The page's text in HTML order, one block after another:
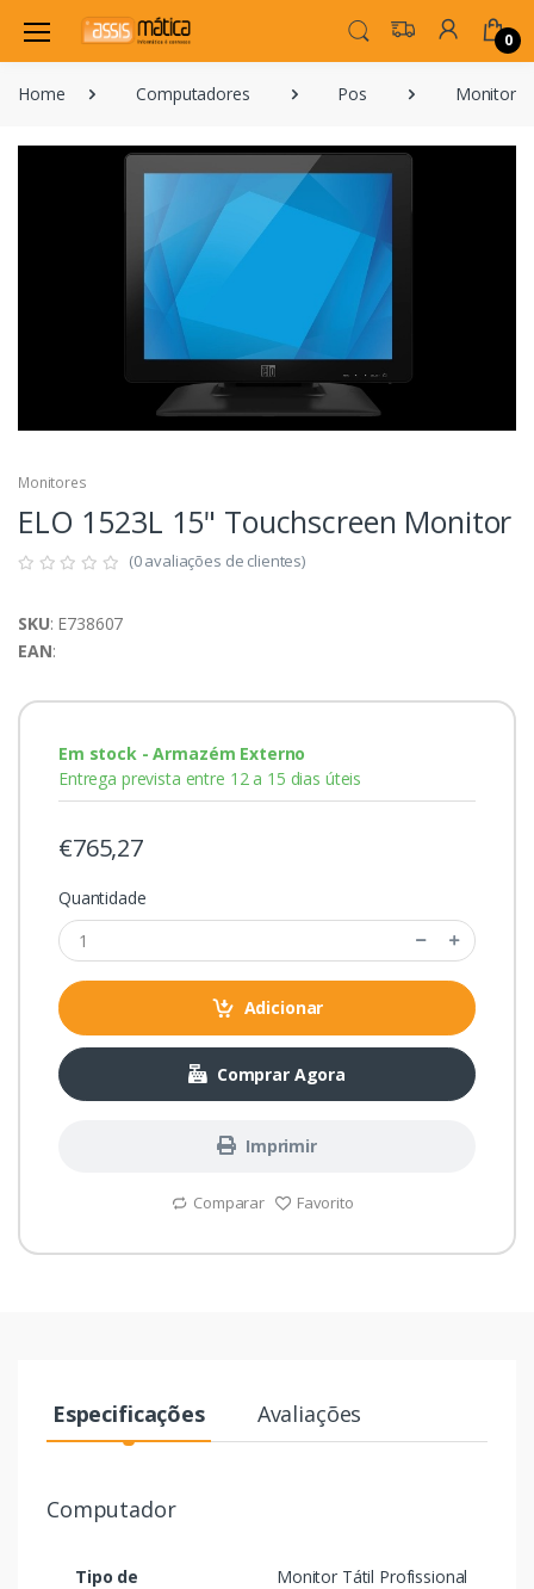
0
Home Computadores Pos Monitores
Monitores
ELO 1523L 15" Touchscreen Monitor
(0 avaliações de clientes)
SKU: E738607
EAN:
Em stock - Armazém Externo
Entrega prevista entre 12 a 15 dias úteis
€765,27
Quantidade
Adicionar
Comprar Agora
Imprimir
Comparar Favorito
Especificações Avaliações
Computador
Tipo de
Monitor Tátil Profissional